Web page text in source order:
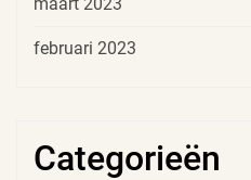
februari 2023
Categorieën